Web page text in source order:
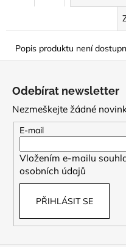
Popis produktu není
Odebírat newsletter
Nezmeškejte žádné
E-mail
Vložením e-mailu
osobních údajů
PŘIHLÁSIT SE